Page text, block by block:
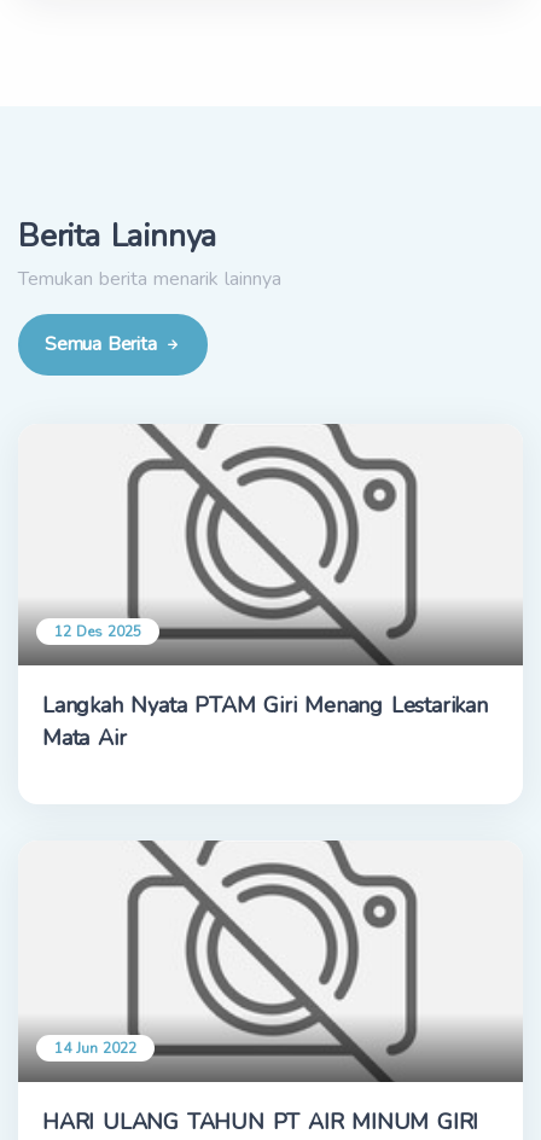
Berita Lainnya
Temukan berita menarik lainnya
Semua Berita
12 Des 2025
Langkah Nyata PTAM Giri Menang Lestarikan
Mata Air
14 Jun 2022
HARI ULANG TAHUN PT AIR MINUM GIRI